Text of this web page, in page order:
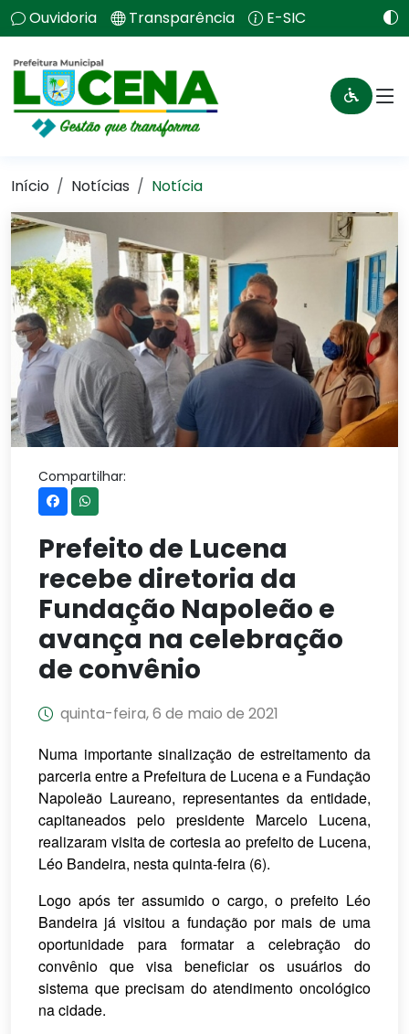
Ouvidoria Transparência E-SIC
Início Notícias Notícia
Compartilhar:
Prefeito de Lucena
recebe diretoria da
Fundação Napoleão e
avança na celebração
de convênio
quinta-feira, 6 de maio de 2021
Numa importante sinalização de estreitamento da
parceria entre a Prefeitura de Lucena e a Fundação
Napoleão Laureano, representantes da entidade,
capitaneados pelo presidente Marcelo Lucena,
realizaram visita de cortesia ao prefeito de Lucena,
Léo Bandeira, nesta quinta-feira (6).
Logo após ter assumido o cargo, o prefeito Léo
Bandeira já visitou a fundação por mais de uma
oportunidade para formatar a celebração do
convênio que visa beneficiar os usuários do
sistema que precisam do atendimento oncológico
na cidade.